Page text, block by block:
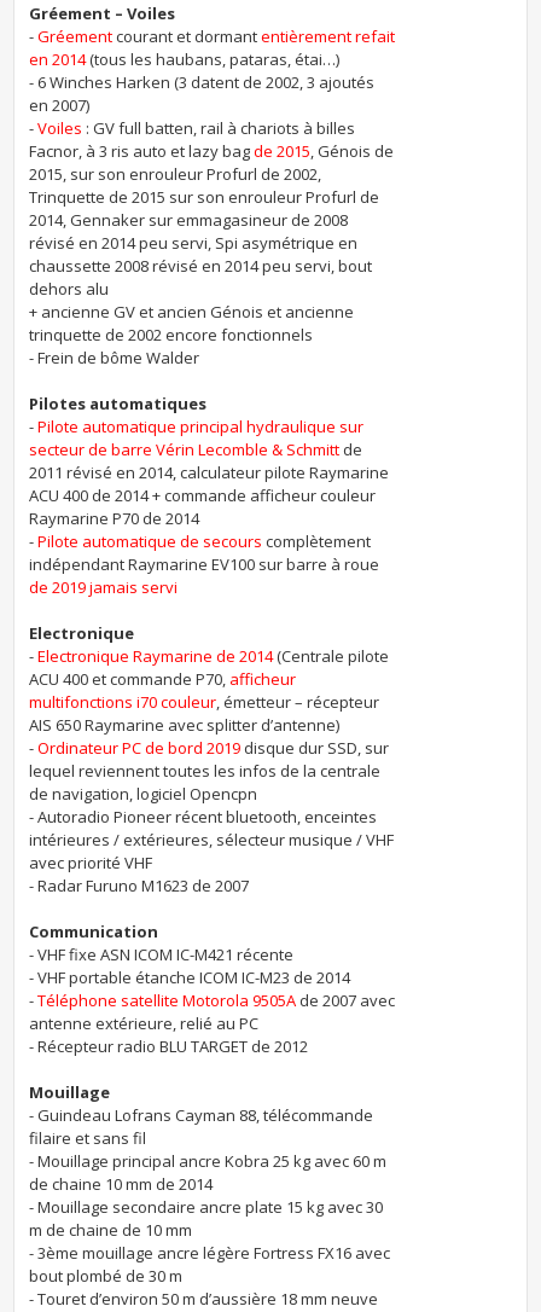
Gréement – Voiles
-Gréementcourant et dormantentièrement refait
en 2014(tous les haubans, pataras, étai…)
- 6 Winches Harken (3 datent de 2002, 3 ajoutés
en 2007)
-Voiles : GV full batten, rail à chariots à billes
Facnor, à 3 ris auto et lazy bagde 2015, Génois de
2015, sur son enrouleur Profurl de 2002,
Trinquette de 2015 sur son enrouleur Profurl de
2014, Gennaker sur emmagasineur de 2008
révisé en 2014 peu servi, Spi asymétrique en
chaussette 2008 révisé en 2014 peu servi, bout
dehors alu
+ ancienne GV et ancien Génois et ancienne
trinquette de 2002 encore fonctionnels
- Frein de bôme Walder
Pilotes automatiques
-Pilote automatique principal hydraulique sur
secteur de barre Vérin Lecomble & Schmitt de
2011 révisé en 2014, calculateur pilote Raymarine
ACU 400 de 2014 + commande afficheur couleur
Raymarine P70 de 2014
-Pilote automatique de secourscomplètement
indépendant Raymarine EV100 sur barre à roue
de 2019 jamais servi
Electronique
-Electronique Raymarine de 2014(Centrale pilote
ACU 400 et commande P70, afficheur
multifonctions i70 couleur, émetteur – récepteur
AIS 650 Raymarine avec splitter d’antenne)
-Ordinateur PC de bord 2019 disque dur SSD, sur
lequel reviennent toutes les infos de la centrale
de navigation, logiciel Opencpn
- Autoradio Pioneer récent bluetooth, enceintes
intérieures / extérieures, sélecteur musique / VHF
avec priorité VHF
- Radar Furuno M1623 de 2007
Communication
- VHF fixe ASN ICOM IC-M421 récente
- VHF portable étanche ICOM IC-M23 de 2014
-Téléphone satellite Motorola 9505A de 2007 avec
antenne extérieure, relié au PC
- Récepteur radio BLU TARGET de 2012
Mouillage
- Guindeau Lofrans Cayman 88, télécommande
filaire et sans fil
- Mouillage principal ancre Kobra 25 kg avec 60 m
de chaine 10 mm de 2014
- Mouillage secondaire ancre plate 15 kg avec 30
m de chaine de 10 mm
- 3ème mouillage ancre légère Fortress FX16 avec
bout plombé de 30 m
- Touret d’environ 50 m d’aussière 18 mm neuve